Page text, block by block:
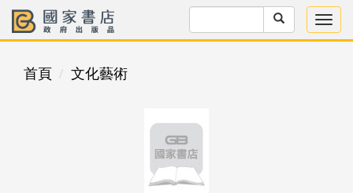
首頁 文化藝術